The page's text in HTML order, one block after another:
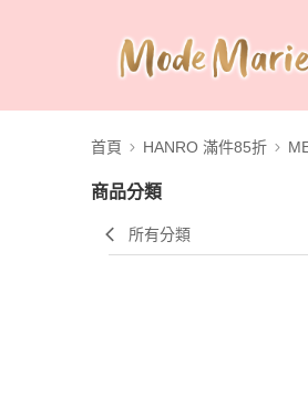
首頁 HANRO 滿件85折
商品分類
所有分類